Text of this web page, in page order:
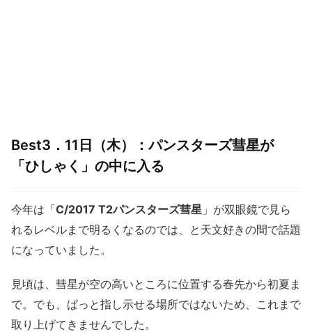
Best3．11日（木）：パンスターズ彗星が
「ひしゃく」の中に入る
今年は「C/2017 T2パンスターズ彗星 」が双眼鏡で見ら
れるレベルまで明るくなるのでは、と天文好きの間で話題
になっていました。
見頃は、彗星が空の高いところに位置する春先から初夏ま
で。でも、ぱっと指し示せる場所ではないため、これまで
取り上げてきませんでした。